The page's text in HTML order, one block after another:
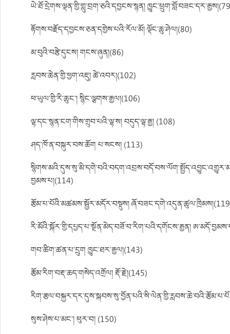
ཡེ་ཐོ་དྲེགས་ལྡན་གྱི་གླུ་བྲག་ཅའི་དབྱངས་སྙན།
རྟོགས་བརྗོད་དབྱངས་ཅན་དགྱེས་པའི་རོལ་མོ། ལྡོང་ཆུ་ཤེལ།(80)
མ་བུའི་བརྩེ་དུངས། གངས་ཞུན།(86)
རླབས་ཆེན་གྱི་ཕྱག་འཇུ། ཚེ་འབར།(102)
ཕ་ཡུལ་གྱི་རི་ཆུང་། སྙིང་ལྕགས་རྒྱལ།(106)
ལྷ་དང་སྙན་ངག་གིས་གྲུབ་པའི་ལྷ་ས། བདུད་ལྷ་རྒྱ། (108)
ཤད་ཁོ་ན་བསྐུར་བས་ཆོག པ་སངས། (113)
བྱམས་པ།(114)
རྩོམ་པ་པོའི་མཚམས་སྦྱོར་མདོར་བསྡུས།
རི་མོའི་སྐོར་གྱི་དཔྱད་པ་སྔོན་མེད་བཟོ་བ་རིག་པའི་དགོངས་རྒྱན།
གབ་ཚིག་ཚན་པ་དྲུག ཁྱུང་ཐར་རྒྱལ།(143)
རྩོམ་རིག་བརྡ་ཆད་གསེད་འགྲོལ། རྡོ་རྗེ།(145)
སུས་ཤེས་པ་མང་། ཕུར་བ། (150)